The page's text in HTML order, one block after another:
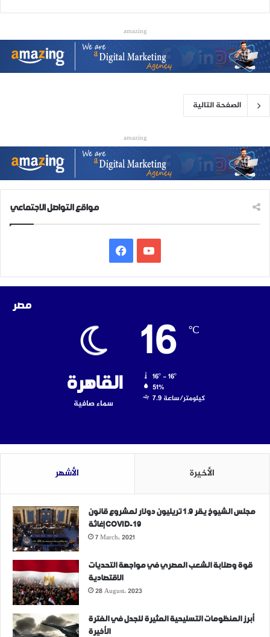
amazing
الصفحة التالية
amazing
مواقع التواصل الاجتماعي
فيسبوك‫YouTube
مصر
القاهرة
سماء صافية
16 ℃
16º - 16º
51%
7.9 كيلومتر/ساعة
الأشهر الأخيرة
مجلس الشيوخ يقر 1.9 تريليون دولار لمشروع قانون
إغاثة COVID-19
7 March، 2021
قوة وصلابة الشعب المصري في مواجهة التحديات
الاقتصادية
28 August، 2023
أبرز المنظومات التسليحية المثيرة للجدل في الفترة
الأخيرة